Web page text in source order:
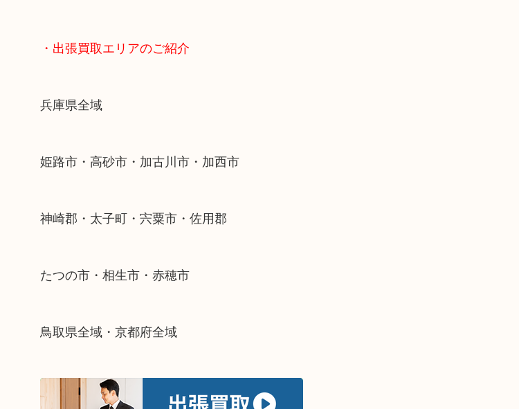
・出張買取エリアのご紹介
兵庫県全域
姫路市・高砂市・加古川市・加西市
神崎郡・太子町・宍粟市・佐用郡
たつの市・相生市・赤穂市
鳥取県全域・京都府全域